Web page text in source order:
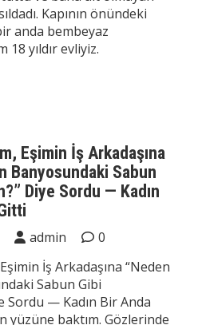
Kapının önündeki
anda bembeyaz
18 yıldır evliyiz.
Eşimin İş Arkadaşına
Banyosundaki Sabun
Diye Sordu — Kadın
admin
0
Eşimin İş Arkadaşına “Neden
Sabun Gibi
Sordu — Kadın Bir Anda
yüzüne baktım. Gözlerinde